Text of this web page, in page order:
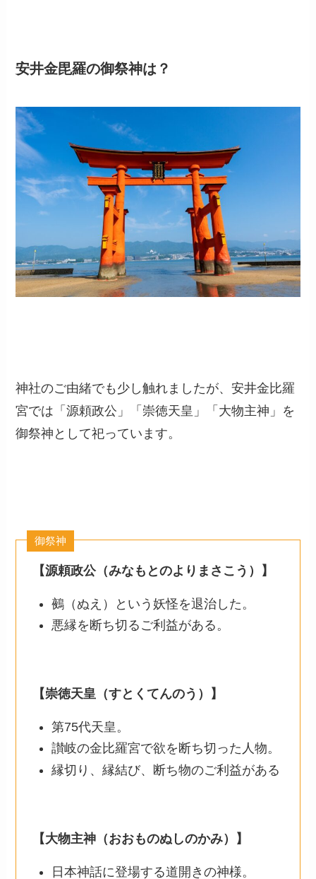
安井金毘羅の御祭神は？
神社のご由緒でも少し触れましたが、安井金比羅
宮では「源頼政公」「崇徳天皇」「大物主神」を
御祭神として祀っています。
御祭神
【源頼政公（みなもとのよりまさこう）】
鵺（ぬえ）という妖怪を退治した。
悪縁を断ち切るご利益がある。
【崇徳天皇（すとくてんのう）】
第75代天皇。
讃岐の金比羅宮で欲を断ち切った人物。
縁切り、縁結び、断ち物のご利益がある
【大物主神（おおものぬしのかみ）】
日本神話に登場する道開きの神様。